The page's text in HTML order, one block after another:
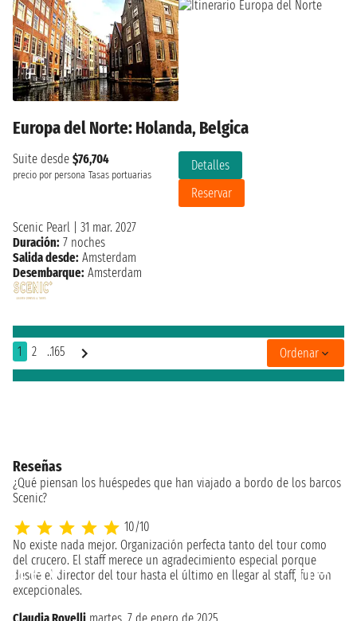
Europa del Norte: Holanda, Belgica
Suite desde $76,704
precio por persona Tasas portuarias
Detalles
Reservar
Scenic Pearl
31 mar. 2027
Duración: 7 noches
Salida desde: Amsterdam
Desembarque: Amsterdam
1 2 ..165 Ordenar
Reseñas
¿Qué piensan los huéspedes que han viajado a bordo de los barcos
Scenic?
10/10
No existe nada mejor. Organización perfecta tanto del tour como
del crucero. El staff merece un agradecimiento especial porque
desde el director del tour hasta el último en llegar al staff, fueron
excepcionales.